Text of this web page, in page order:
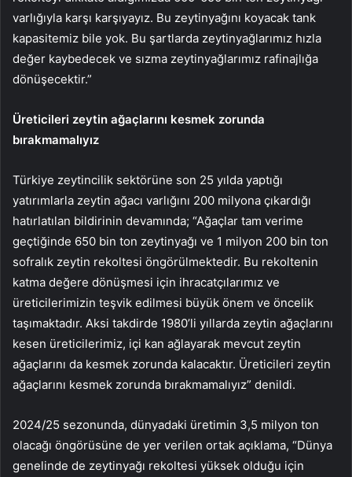
varlığıyla karşı karşıyayız. Bu zeytinyağını koyacak tank
kapasitemiz bile yok. Bu şartlarda zeytinyağlarımız hızla
değer kaybedecek ve sızma zeytinyağlarımız rafinajlığa
dönüşecektir.”
Üreticileri zeytin ağaçlarını kesmek zorunda
bırakmamalıyız
Türkiye zeytincilik sektörüne son 25 yılda yaptığı
yatırımlarla zeytin ağacı varlığını 200 milyona çıkardığı
hatırlatılan bildirinin devamında; “Ağaçlar tam verime
geçtiğinde 650 bin ton zeytinyağı ve 1 milyon 200 bin ton
sofralık zeytin rekoltesi öngörülmektedir. Bu rekoltenin
katma değere dönüşmesi için ihracatçılarımız ve
üreticilerimizin teşvik edilmesi büyük önem ve öncelik
taşımaktadır. Aksi takdirde 1980’li yıllarda zeytin ağaçlarını
kesen üreticilerimiz, içi kan ağlayarak mevcut zeytin
ağaçlarını da kesmek zorunda kalacaktır. Üreticileri zeytin
ağaçlarını kesmek zorunda bırakmamalıyız” denildi.
2024/25 sezonunda, dünyadaki üretimin 3,5 milyon ton
olacağı öngörüsüne de yer verilen ortak açıklama, “Dünya
genelinde de zeytinyağı rekoltesi yüksek olduğu için